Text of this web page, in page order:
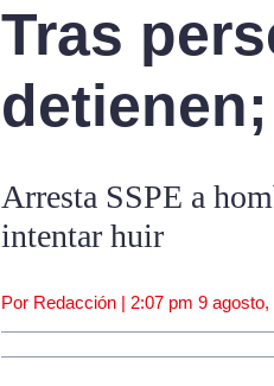
Tras
Arresta SSPE a
intentar huir
Por Redacción | 2:07 pm 9 agosto,